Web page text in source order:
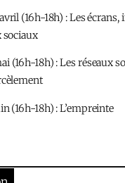
(16h-18h) : Les écrans,
sociaux
(16h-18h) : Les réseaux
(16h-18h) : L’empreinte